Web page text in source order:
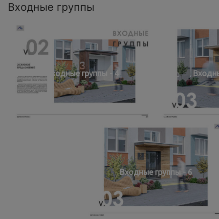
Входные группы
Входные группы - 4
Входные группы - 6